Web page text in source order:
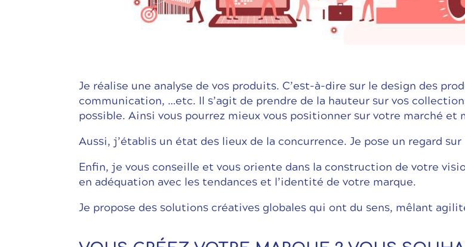
Je réalise une analyse de vos produits. C’est-à-dire sur le design des
communication, …etc. Il s’agit de prendre de la hauteur sur vos
possible. Ainsi vous pourrez mieux vous positionner sur votre marché
Aussi, j’établis un état des lieux de la concurrence. Je pose un regard
Enfin, je vous conseille et vous oriente dans la construction de votre
en adéquation avec les tendances et l’identité de votre marque.
Je propose des solutions créatives globales qui ont du sens, mêlant